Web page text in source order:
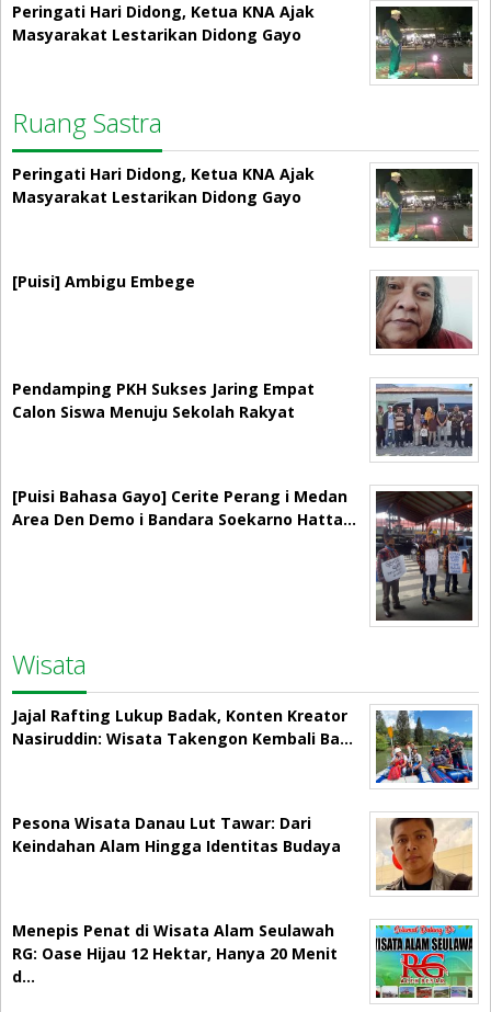
Peringati Hari Didong, Ketua KNA Ajak
Masyarakat Lestarikan Didong Gayo
Ruang Sastra
Peringati Hari Didong, Ketua KNA Ajak
Masyarakat Lestarikan Didong Gayo
[Puisi] Ambigu Embege
Pendamping PKH Sukses Jaring Empat
Calon Siswa Menuju Sekolah Rakyat
[Puisi Bahasa Gayo] Cerite Perang i Medan
Area Den Demo i Bandara Soekarno Hatta…
Wisata
Jajal Rafting Lukup Badak, Konten Kreator
Nasiruddin: Wisata Takengon Kembali Ba…
Pesona Wisata Danau Lut Tawar: Dari
Keindahan Alam Hingga Identitas Budaya
Menepis Penat di Wisata Alam Seulawah
RG: Oase Hijau 12 Hektar, Hanya 20 Menit
d…